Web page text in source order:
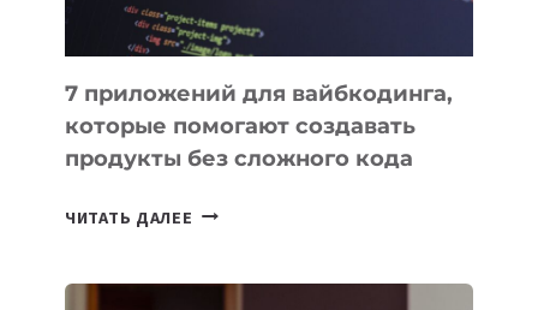
7 приложений для вайбкодинга,
которые помогают создавать
продукты без сложного кода
ЧИТАТЬ ДАЛЕЕ